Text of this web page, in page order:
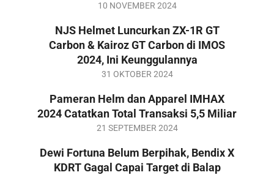
10 NOVEMBER 2024
NJS Helmet Luncurkan ZX-1R GT
Carbon & Kairoz GT Carbon di IMOS
2024, Ini Keunggulannya
31 OKTOBER 2024
Pameran Helm dan Apparel IMHAX
2024 Catatkan Total Transaksi 5,5 Miliar
21
21 SEPTEMBER 2024
Dewi Fortuna Belum Berpihak, Bendix X
KDRT Gagal Capai Target di Balap